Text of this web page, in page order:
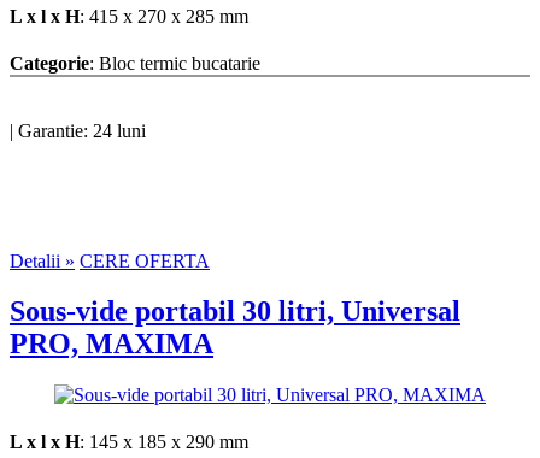
L x l x H: 415 x 270 x 285 mm
Categorie: Bloc termic bucatarie
| Garantie: 24 luni
Detalii » CERE OFERTA
Sous-vide portabil 30 litri, Universal
PRO, MAXIMA
L x l x H: 145 x 185 x 290 mm